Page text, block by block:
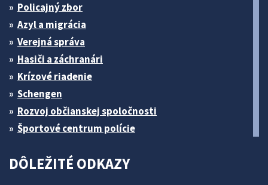
Policajný zbor
Azyl a migrácia
Verejná správa
Hasiči a záchranári
Krízové riadenie
Schengen
Rozvoj občianskej spoločnosti
Športové centrum polície
DÔLEŽITÉ ODKAZY